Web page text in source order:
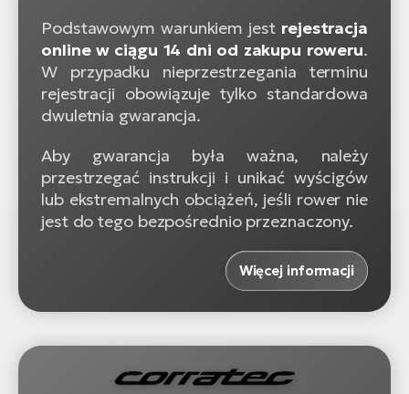
Podstawowym warunkiem jest rejestracja
online w ciągu 14 dni od zakupu roweru.
W przypadku nieprzestrzegania terminu
rejestracji obowiązuje tylko standardowa
dwuletnia gwarancja.
Aby gwarancja była ważna, należy
przestrzegać instrukcji i unikać wyścigów
lub ekstremalnych obciążeń, jeśli rower nie
jest do tego bezpośrednio przeznaczony.
Więcej informacji